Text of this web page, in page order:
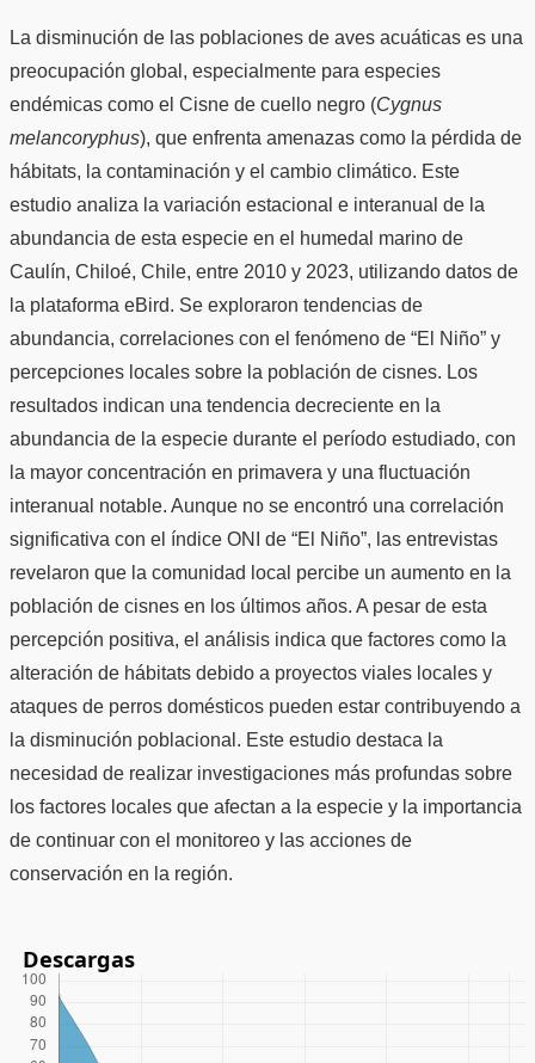
La disminución de las poblaciones de aves acuáticas es una
preocupación global, especialmente para especies
endémicas como el Cisne de cuello negro (Cygnus
melancoryphus), que enfrenta amenazas como la pérdida de
hábitats, la contaminación y el cambio climático. Este
estudio analiza la variación estacional e interanual de la
abundancia de esta especie en el humedal marino de
Caulín, Chiloé, Chile, entre 2010 y 2023, utilizando datos de
la plataforma eBird. Se exploraron tendencias de
abundancia, correlaciones con el fenómeno de “El Niño” y
percepciones locales sobre la población de cisnes. Los
resultados indican una tendencia decreciente en la
abundancia de la especie durante el período estudiado, con
la mayor concentración en primavera y una fluctuación
interanual notable. Aunque no se encontró una correlación
significativa con el índice ONI de “El Niño”, las entrevistas
revelaron que la comunidad local percibe un aumento en la
población de cisnes en los últimos años. A pesar de esta
percepción positiva, el análisis indica que factores como la
alteración de hábitats debido a proyectos viales locales y
ataques de perros domésticos pueden estar contribuyendo a
la disminución poblacional. Este estudio destaca la
necesidad de realizar investigaciones más profundas sobre
los factores locales que afectan a la especie y la importancia
de continuar con el monitoreo y las acciones de
conservación en la región.
Descargas